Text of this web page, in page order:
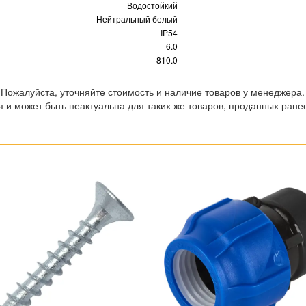
Водостойкий
Нейтральный белый
IP54
6.0
810.0
уточняйте стоимость и наличие товаров у менеджера.
может быть неактуальна для таких же товаров, проданных